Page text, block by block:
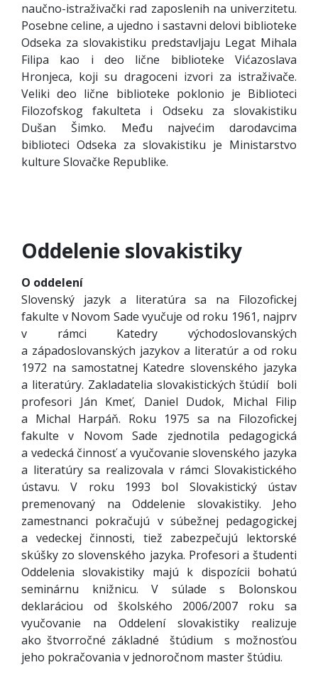
naučno-istraživački rad zaposlenih na univerzitetu.
Posebne celine, a ujedno i sastavni delovi biblioteke
Odseka za slovakistiku predstavljaju Legat Mihala
Filipa kao i deo lične biblioteke Vićazoslava
Hronjeca, koji su dragoceni izvori za istraživače.
Veliki deo lične biblioteke poklonio je Biblioteci
Filozofskog fakulteta i Odseku za slovakistiku
Dušan Šimko. Među najvećim darodavcima
biblioteci Odseka za slovakistiku je Ministarstvo
kulture Slovačke Republike.
Oddelenie slovakistiky
O oddelení
Slovenský jazyk a literatúra sa na Filozofickej
fakulte v Novom Sade vyučuje od roku 1961, najprv
v rámci Katedry východoslovanských
a západoslovanských jazykov a literatúr a od roku
1972 na samostatnej Katedre slovenského jazyka
a literatúry. Zakladatelia slovakistických štúdií boli
profesori Ján Kmeť, Daniel Dudok, Michal Filip
a Michal Harpáň. Roku 1975 sa na Filozofickej
fakulte v Novom Sade zjednotila pedagogická
a vedecká činnosť a vyučovanie slovenského jazyka
a literatúry sa realizovala v rámci Slovakistického
ústavu. V roku 1993 bol Slovakistický ústav
premenovaný na Oddelenie slovakistiky. Jeho
zamestnanci pokračujú v súbežnej pedagogickej
a vedeckej činnosti, tiež zabezpečujú lektorské
skúšky zo slovenského jazyka. Profesori a študenti
Oddelenia slovakistiky majú k dispozícii bohatú
seminárnu knižnicu. V súlade s Bolonskou
deklaráciou od školského 2006/2007 roku sa
vyučovanie na Oddelení slovakistiky realizuje
ako štvorročné základné štúdium s možnosťou
jeho pokračovania v jednoročnom master štúdiu.